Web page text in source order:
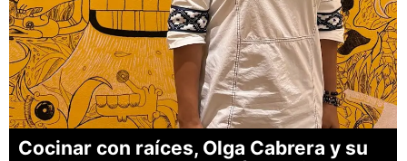
Cocinar con raíces, Olga Cabrera y su